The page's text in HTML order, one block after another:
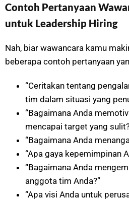
Contoh Pertanyaan
untuk Leadership Hiring
Nah, biar wawancara kamu
beberapa contoh pertanyaan
“Ceritakan tentang
tim dalam situasi yang
“Bagaimana Anda
mencapai target yang
“Bagaimana Anda
“Apa gaya kepemimpinan
“Bagaimana Anda
anggota tim Anda?”
“Apa visi Anda untuk